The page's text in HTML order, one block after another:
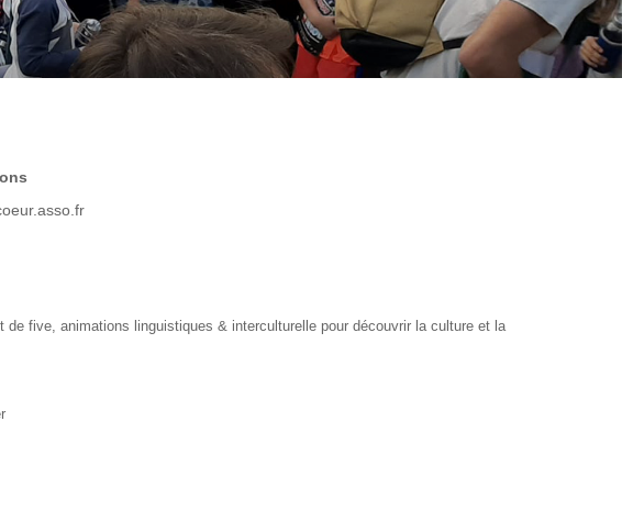
five, animations linguistiques & interculturelle pour découvrir la culture et la